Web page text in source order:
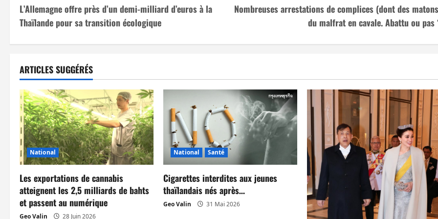
a
v
g
a
t
i
o
n
d
L’Allemagne offre près d’un demi-milliard d’euros à la
Thaïlande pour sa transition écologique
Nombreuses arrestations de complices (dont des
du malfrat en cavale. Abattu ou pas
ARTICLES SUGGÉRÉS
National
Les exportations de cannabis
atteignent les 2,5 milliards de bahts
et passent au numérique
Geo Valin 28 Juin 2026
National Santé
Cigarettes interdites aux jeunes
thaïlandais nés après…
Geo Valin 31 Mai 2026